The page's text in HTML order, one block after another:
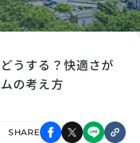
うする？快適さが
の考え方
SHARE